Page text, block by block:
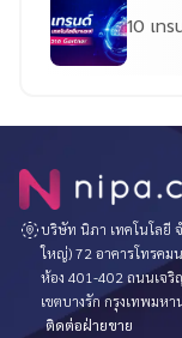
10 เท
บริษัท นิภา เทคโนโลยี
ใหญ่) 72 อาคารโทรคม
ห้อง 401-402 ถนนเจริ
เขตบางรัก กรุงเทพมห
ติดต่อฝ่ายขาย